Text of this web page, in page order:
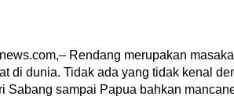
Rendang merupakan
di dunia. Tidak ada yang tidak kenal
Sabang sampai Papua bahkan